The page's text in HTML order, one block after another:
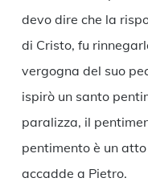
devo dire che la
di Cristo, fu
vergogna del suo
ispirò un santo
paralizza, il
pentimento è un
accadde a Pietro.